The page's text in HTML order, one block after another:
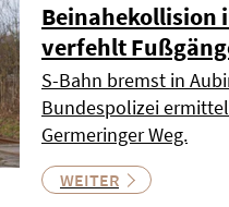
Beinahekollision
verfehlt
S-Bahn bremst in
Bundespolizei
Germeringer Weg.
WEITER